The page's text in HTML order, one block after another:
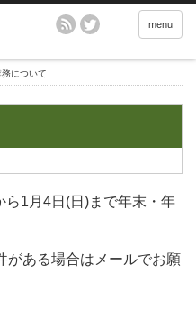
menu
について
1月4日(日)まで年末・年
がある場合はメールでお願